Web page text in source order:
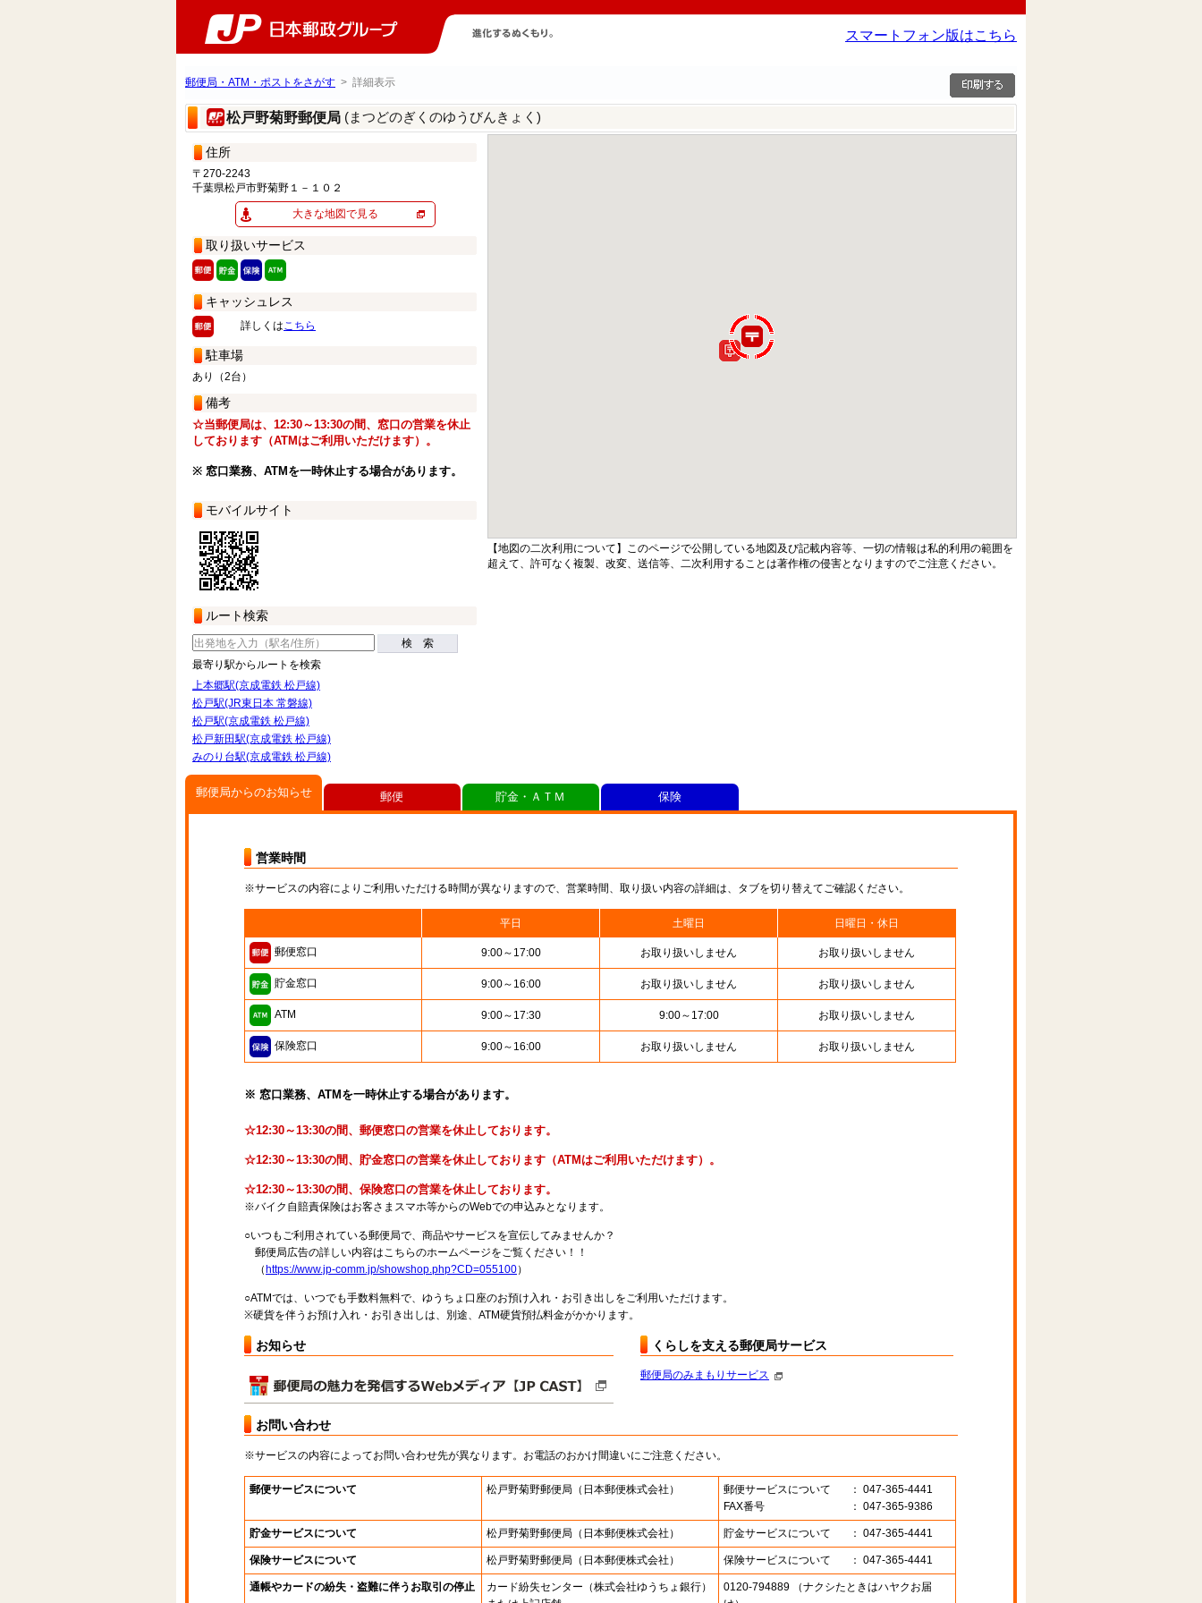
スマートフォン版はこちら
郵便局・ATM・ポストをさがす > 詳細表示
松戸野菊野郵便局 (まつどのぎくのゆうびんきょく)
住所
〒270-2243
千葉県松戸市野菊野１－１０２
大きな地図で見る
取り扱いサービス
キャッシュレス
詳しくはこちら
駐車場
あり（2台）
備考
☆当郵便局は、12:30～13:30の間、窓口の営業を休止
しております（ATMはご利用いただけます）。
※ 窓口業務、ATMを一時休止する場合があります。
モバイルサイト
ルート検索
検 索
最寄り駅からルートを検索
上本郷駅(京成電鉄 松戸線)
松戸駅(JR東日本 常磐線)
松戸駅(京成電鉄 松戸線)
松戸新田駅(京成電鉄 松戸線)
みのり台駅(京成電鉄 松戸線)
【地図の二次利用について】このページで公開している地図及び記載内容等、一切の情報は私的利用の範囲を
超えて、許可なく複製、改変、送信等、二次利用することは著作権の侵害となりますのでご注意ください。
郵便局からのお知らせ
営業時間
※サービスの内容によりご利用いただける時間が異なりますので、営業時間、取り扱い内容の詳細は、タブを切り替えてご確認ください。
平日 土曜日 日曜日・休日
郵便窓口 9:00～17:00 お取り扱いしません お取り扱いしません
貯金窓口 9:00～16:00 お取り扱いしません お取り扱いしません
ATM 9:00～17:30 9:00～17:00 お取り扱いしません
保険窓口 9:00～16:00 お取り扱いしません お取り扱いしません
※ 窓口業務、ATMを一時休止する場合があります。
☆12:30～13:30の間、郵便窓口の営業を休止しております。
☆12:30～13:30の間、貯金窓口の営業を休止しております（ATMはご利用いただけます）。
☆12:30～13:30の間、保険窓口の営業を休止しております。
※バイク自賠責保険はお客さまスマホ等からのWebでの申込みとなります。
○いつもご利用されている郵便局で、商品やサービスを宣伝してみませんか？
郵便局広告の詳しい内容はこちらのホームページをご覧ください！！
（ https://www.jp-comm.jp/showshop.php?CD=055100）
○ATMでは、いつでも手数料無料で、ゆうちょ口座のお預け入れ・お引き出しをご利用いただけます。
※硬貨を伴うお預け入れ・お引き出しは、別途、ATM硬貨預払料金がかかります。
お知らせ くらしを支える郵便局サービス
郵便局のみまもりサービス
お問い合わせ
※サービスの内容によってお問い合わせ先が異なります。お電話のおかけ間違いにご注意ください。
郵便サービスについて 松戸野菊野郵便局 （日本郵便株式会社） 郵便サービスについて
： 047-365-4441
FAX番号
： 047-365-9386
貯金サービスについて 松戸野菊野郵便局 （日本郵便株式会社） 貯金サービスについて ： 047-365-4441
保険サービスについて 松戸野菊野郵便局 （日本郵便株式会社） 保険サービスについて ： 047-365-4441
通帳やカードの紛失・盗難に伴うお取引の停止 カード紛失センター （株式会社ゆうちょ銀行）
0120-794889 （ナクシたときはハヤクお届
郵便 貯金・ＡＴＭ 保険